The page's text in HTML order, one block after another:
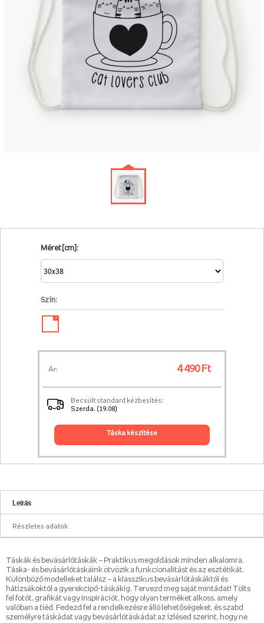
Méret [cm]:
Szín:
✓
Ár: 4 490 Ft
Becsült standard kézbesítés:
Szerda. (19.08)
táska készítése
Leírás
Részletes adatok
Táskák és bevásárlótáskák – Praktikus megoldások minden alkalomra.
Táska- és bevásárlótáskáink ötvözik a funkcionalitást és az esztétikát.
Különböző modelleket találsz – a klasszikus bevásárlótáskáktól és
hátizsákoktól a gyerekcipő-táskákig. Tervezd meg saját mintádat! Tölts
fel fotót, grafikát vagy inspirációt, hogy olyan terméket alkoss, amely
valóban a tiéd. Fedezd fel a rendelkezésre álló lehetőségeket, és szabd
személyre táskádat vagy bevásárlótáskádat az ízlésed szerint, hogy ne